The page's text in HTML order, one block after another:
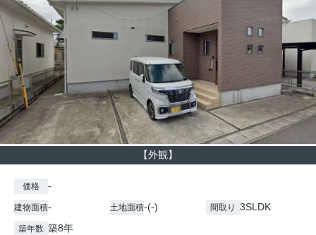
【外観】
価格 -
建物面積- 土地面積-(-) 間取り 3SLDK
築年数 築8年